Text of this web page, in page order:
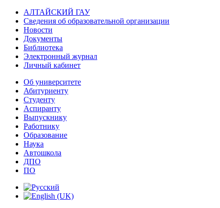
АЛТАЙСКИЙ ГАУ
Сведения об образовательной организации
Новости
Документы
Библиотека
Электронный журнал
Личный кабинет
Об университете
Абитуриенту
Студенту
Аспиранту
Выпускнику
Работнику
Образование
Наука
Автошкола
ДПО
ПО